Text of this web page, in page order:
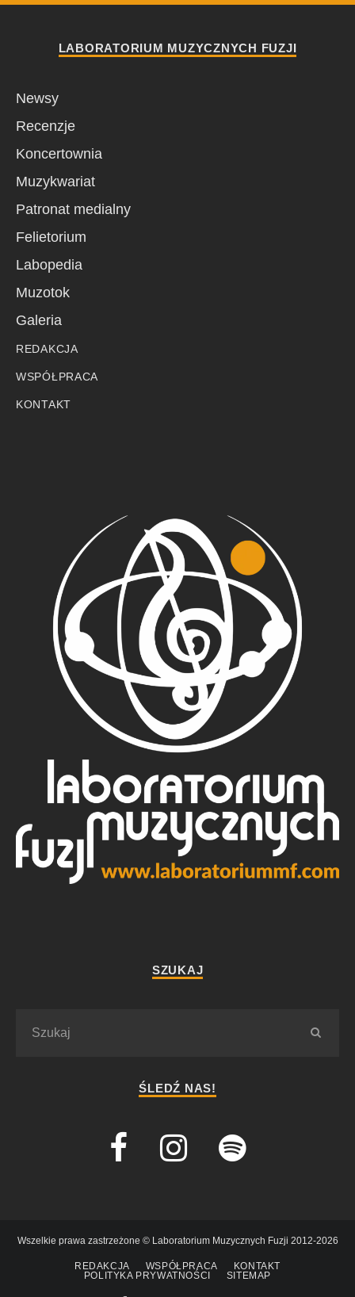
LABORATORIUM MUZYCZNYCH FUZJI
Newsy
Recenzje
Koncertownia
Muzykwariat
Patronat medialny
Felietorium
Labopedia
Muzotok
Galeria
REDAKCJA
WSPÓŁPRACA
KONTAKT
SZUKAJ
ŚLEDŹ NAS!
Wszelkie prawa zastrzeżone © Laboratorium Muzycznych Fuzji 2012-2026
REDAKCJA WSPÓŁPRACA
KONTAKT
POLITYKA PRYWATNOŚCI
SITEMAP